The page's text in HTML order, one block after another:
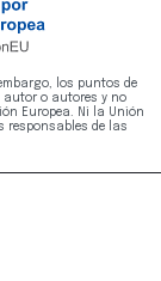
los puntos de
autor o autores y no
Europea. Ni la Unión
responsables de las